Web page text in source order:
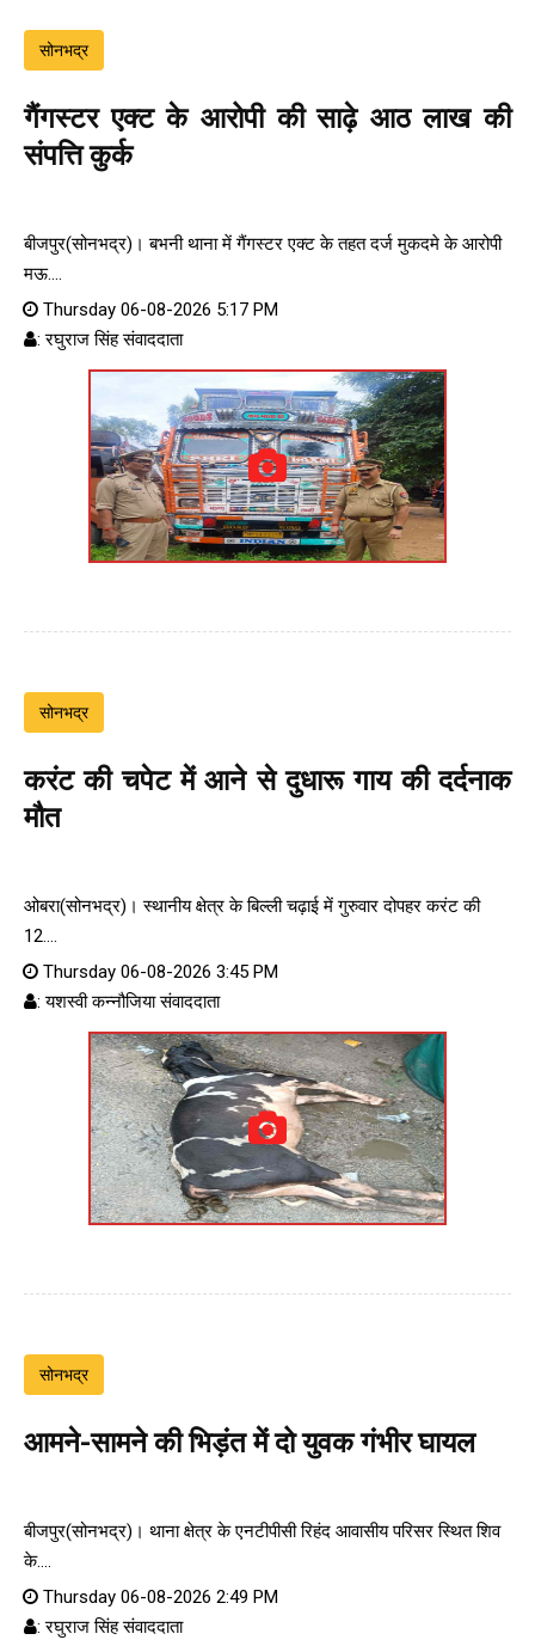
सोनभद्र
गैंगस्टर एक्ट के आरोपी की साढ़े आठ लाख की
संपत्ति कुर्क
बीजपुर(सोनभद्र)। बभनी थाना में गैंगस्टर एक्ट के तहत दर्ज मुकदमे के आरोपी
मऊ....
Thursday 06-08-2026 5:17 PM
: रघुराज सिंह संवाददाता
सोनभद्र
करंट की चपेट में आने से दुधारू गाय की दर्दनाक
मौत
ओबरा(सोनभद्र)। स्थानीय क्षेत्र के बिल्ली चढ़ाई में गुरुवार दोपहर करंट की
12....
Thursday 06-08-2026 3:45 PM
: यशस्वी कन्नौजिया संवाददाता
सोनभद्र
आमने-सामने की भिड़ंत में दो युवक गंभीर घायल
बीजपुर(सोनभद्र)। थाना क्षेत्र के एनटीपीसी रिहंद आवासीय परिसर स्थित शिव
के....
Thursday 06-08-2026 2:49 PM
: रघुराज सिंह संवाददाता